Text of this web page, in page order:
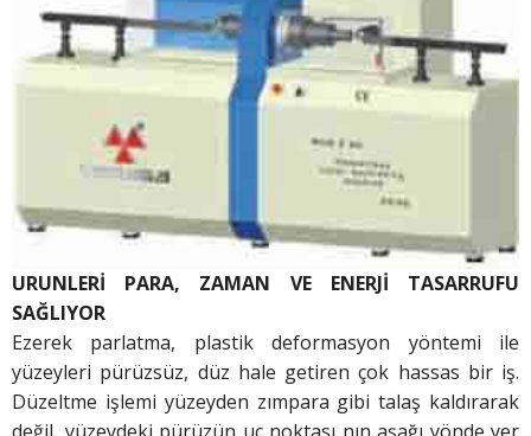
URUNLERİ PARA, ZAMAN VE ENERJİ TASARRUFU
SAĞLIYOR
Ezerek parlatma, plastik deformasyon yöntemi ile
yüzeyleri pürüzsüz, düz hale getiren çok hassas bir iş.
Düzeltme işlemi yüzeyden zımpara gibi talaş kaldırarak